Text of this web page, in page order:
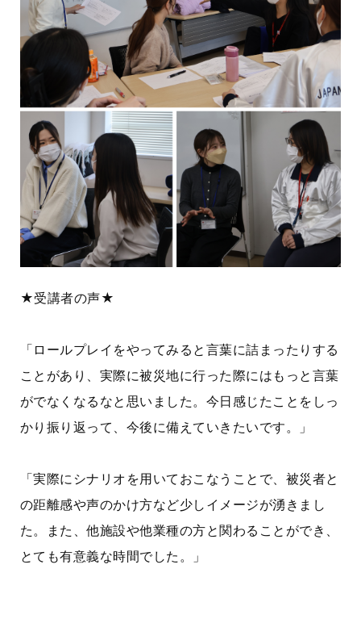
★受講者の声★
「ロールプレイをやってみると言葉に詰まったりする
ことがあり、実際に被災地に行った際にはもっと言葉
がでなくなるなと思いました。今日感じたことをしっ
かり振り返って、今後に備えていきたいです。」
「実際にシナリオを用いておこなうことで、被災者と
の距離感や声のかけ方など少しイメージが湧きまし
た。また、他施設や他業種の方と関わることができ、
とても有意義な時間でした。」